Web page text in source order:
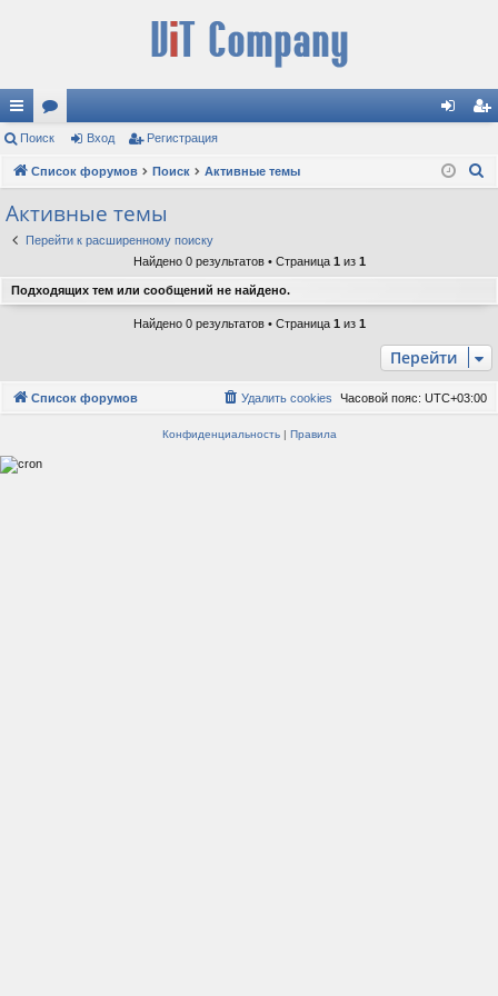
с
ы
лк
и
ор
ум д ис
Поиск Вход Регистрация
Список форумов Поиск Активные темы
Активные темы
Перейти к расширенному поиску
Найдено 0 результатов • Страница 1 из 1
Подходящих тем или сообщений не найдено.
Найдено 0 результатов • Страница 1 из 1
Перейти
Список форумов Часовой пояс: UTC+03:00
Удалить cookies
Конфиденциальность| Правила